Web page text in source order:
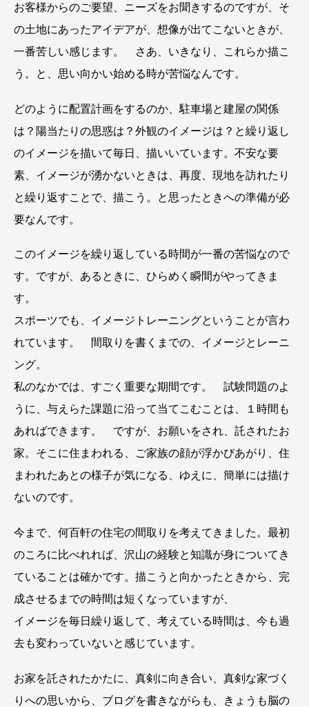
お客様からのご要望、ニーズをお聞きするのですが、そ
の土地にあったアイデアが、想像が出てこないときが、
一番苦しい感じます。 さあ、いきなり、これらか描こ
う。と、思い向かい始める時が苦悩なんです。
どのように配置計画をするのか、駐車場と建屋の関係
は？陽当たりの思惑は？外観のイメージは？と繰り返し
のイメージを描いて毎日、描いいています。不安な要
素、イメージが湧かないときは、再度、現地を訪れたり
と繰り返すことで、描こう。と思ったときへの準備が必
要なんです。
このイメージを繰り返している時間が一番の苦悩なので
す。ですが、あるときに、ひらめく瞬間がやってきま
す。
スポーツでも、イメージトレーニングということが言わ
れています。 間取りを書くまでの、イメージとレーニ
ング。
私のなかでは、すごく重要な期間です。 試験問題のよ
うに、与えらた課題に沿って当てこむことは、１時間も
あればできます。 ですが、お願いをされ、託されたお
家。そこに住まわれる、ご家族の顔が浮かびあがり、住
まわれたあとの様子が気になる、ゆえに、簡単には描け
ないのです。
今まで、何百軒の住宅の間取りを考えてきました。最初
のころに比べれれば、沢山の経験と知識が身についてき
ていることは確かです。描こうと向かったときから、完
成させるまでの時間は短くなっていますが、
イメージを毎日繰り返して、考えている時間は、今も過
去も変わっていないと感じています。
お家を託されたかたに、真剣に向き合い、真剣な家づく
りへの思いから、ブログを書きながらも、きょうも脳の